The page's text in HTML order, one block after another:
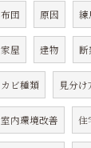
布団 原因 練
家屋 建物 断
カビ種類 見分け
室内環境改善 住